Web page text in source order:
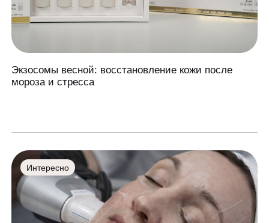
Экзосомы весной: восстановление кожи после
мороза и стресса
Интересно